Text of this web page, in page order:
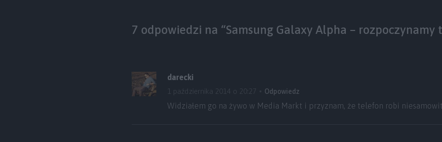
7 odpowiedzi na “Samsung Galaxy Alpha – rozpoczynamy
darecki
1 października 2014 o 20:27 Odpowiedz
Widziałem go na żywo w Media Markt i przyznam, że telefon robi